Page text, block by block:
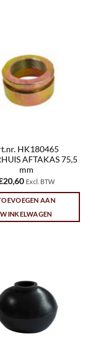
HK180465
AFTAKAS 75,5
mm
20,60 Excl. BTW
AAN
WINKELWAGEN